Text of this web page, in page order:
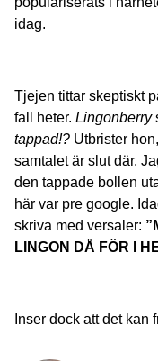
idag.
Tjejen tittar skeptiskt
fall heter. Lingonberry
tappad!? Utbrister
samtalet är slut där.
den tappade bollen
här var pre google.
skriva med versaler:
LINGON DÅ FÖR I
Inser dock att det kan